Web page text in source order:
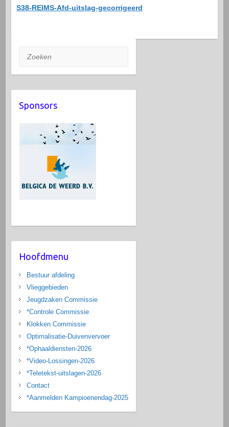
S38-REIMS-Afd-uitslag-gecorrigeerd
Zoeken
Sponsors
Hoofdmenu
Bestuur afdeling
Vlieggebieden
Jeugdzaken Commissie
*Controle Commissie
Klokken Commissie
Optimalisatie-Duivenvervoer
*Ophaaldiensten-2026
*Video-Lossingen-2026
*Teletekst-uitslagen-2026
Contact
*Aanmelden Kampioenendag-2025